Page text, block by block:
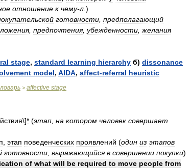
отношение к чему-л )
готовности предполагающий
, предпочтения, убежденности желания
stage, standard learning hierarchy б) dissonance
model, AIDA, affect-referral heuristic
> affective stage
\]* (этап на котором человек совершает
этап поведенческих проявлений (один из этапов
готовности выражающийся в совершении покупки)
of what will be required to move people from